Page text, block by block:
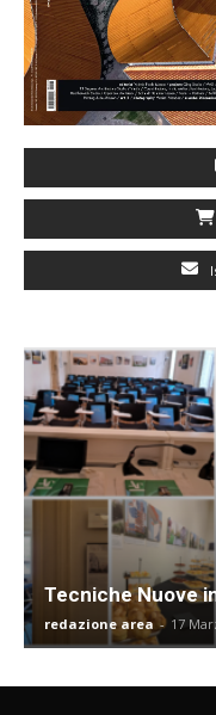
Tecniche Nuove
redazione area - 17